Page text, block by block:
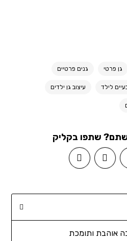
גן פרטי גנים פרטיים
לילד עיצוב גן ילדים
שתפו בקליק
אוהבת ותומכת